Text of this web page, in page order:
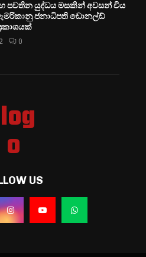
පවතින යුද්ධය මසකින් අවසන් විය
ජනාධිපති ඩොනල්ඩ්
0
US